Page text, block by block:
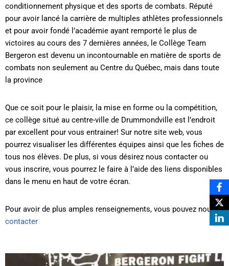
conditionnement physique et des sports de combats. Réputé
pour avoir lancé la carrière de multiples athlètes professionnels
et pour avoir fondé l’académie ayant remporté le plus de
victoires au cours des 7 dernières années, le Collège Team
Bergeron est devenu un incontournable en matière de sports de
combats non seulement au Centre du Québec, mais dans toute
la province
Que ce soit pour le plaisir, la mise en forme ou la compétition,
ce collège situé au centre-ville de Drummondville est l’endroit
par excellent pour vous entrainer! Sur notre site web, vous
pourrez visualiser les différentes équipes ainsi que les fiches de
tous nos élèves. De plus, si vous désirez nous contacter ou
vous inscrire, vous pourrez le faire à l’aide des liens disponibles
dans le menu en haut de votre écran.
Pour avoir de plus amples renseignements, vous pouvez nous
contacter